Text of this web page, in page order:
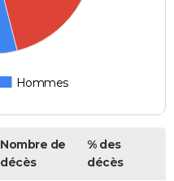
Hommes
Nombre de
décès
% des
décès